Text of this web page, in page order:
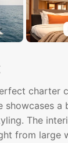
charter
showcases
The
from large